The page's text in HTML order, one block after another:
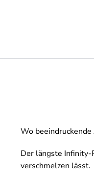
Wo
Der längste Infinity-
verschmelzen lässt.